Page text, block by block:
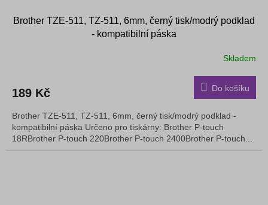
Brother TZE-511, TZ-511, 6mm, černý tisk/modrý podklad
- kompatibilní páska
Skladem
189 Kč Do košíku
Brother TZE-511, TZ-511, 6mm, černý tisk/modrý podklad -
kompatibilní páska Určeno pro tiskárny: Brother P-touch
18RBrother P-touch 220Brother P-touch 2400Brother P-touch...